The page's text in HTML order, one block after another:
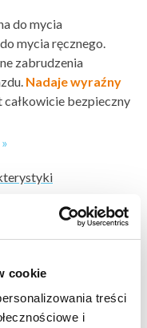
cookie
treści
i
do mycia
mycia ręcznego.
zabrudzenia
Nadaje wyraźny
bezpieczny
pozostawić na 1 - 3
Mycie
nie spłukać piany
zabrudzenia,
»,brud